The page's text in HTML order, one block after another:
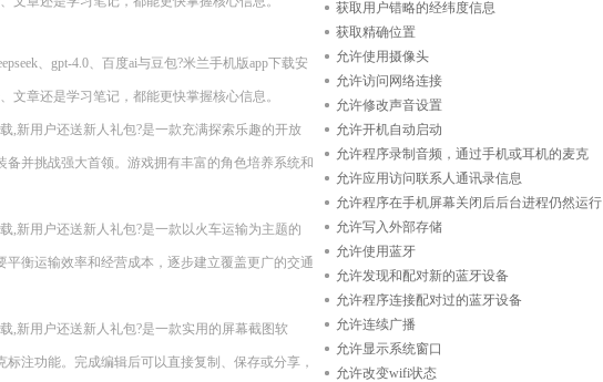
、gpt-4.0、百度ai与豆包?米兰手机版app下载安
文章还是学习笔记，都能更快掌握核心信息。
,新用户还送新人礼包?是一款充满探索乐趣的开放
并挑战强大首领。游戏拥有丰富的角色培养系统和
,新用户还送新人礼包?是一款以火车运输为主题的
衡运输效率和经营成本，逐步建立覆盖更广的交通
,新用户还送新人礼包?是一款实用的屏幕截图软
注功能。完成编辑后可以直接复制、保存或分享，
获取用户错略的经纬度信息
获取精确位置
允许使用摄像头
允许访问网络连接
允许修改声音设置
允许开机自动启动
允许程序录制音频，通过手机或耳机的麦克
允许应用访问联系人通讯录信息
允许程序在手机屏幕关闭后后台进程仍然运行
允许写入外部存储
允许使用蓝牙
允许发现和配对新的蓝牙设备
允许程序连接配对过的蓝牙设备
允许连续广播
允许显示系统窗口
允许改变wifi状态